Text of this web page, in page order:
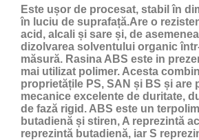
Este ușor de procesat, stabil în
în luciu de suprafață.Are o
acid, alcali și sare și, de
dizolvarea solventului organic
măsură. Rasina ABS este in
mai utilizat polimer. Acesta
proprietățile PS, SAN și BS și are
mecanice excelente de duritate,
de fază rigid. ABS este un
butadienă și stiren, A reprezintă
reprezintă butadienă, iar S